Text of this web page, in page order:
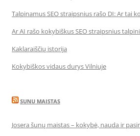
Talpinamus SEO straipsnius rašo DI: Ar tai
Ar AI rašo kokybiškus SEO straipsnius
Kaklaraiščių istorija
Kokybiškos vidaus durys Vilniuje
SUNU MAISTAS
Josera šunų maistas – kokybė, nauda ir